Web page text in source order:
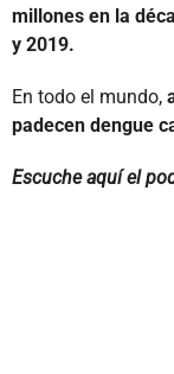
millones en la
y 2019.
En todo el mundo,
padecen dengue
Escuche aquí el